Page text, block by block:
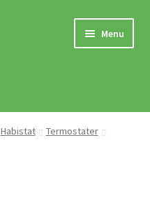
Menu
Habistat
Termostater